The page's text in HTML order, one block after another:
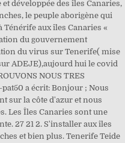
développée des îles Canaries,
le peuple aborigène qui
aux îles Canaries «
du gouvernement
du virus sur Tenerife( mise
ADEJE),aujourd hui le covid
NOUS TRES
a écrit: Bonjour ; Nous
sur la côte d'azur et nous
Les Îles Canaries sont une
27 21 2. S'installer aux îles
et bien plus. Tenerife Teide